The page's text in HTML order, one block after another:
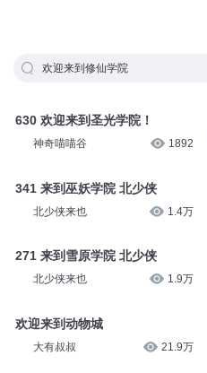
欢迎来到修仙学院
630 欢迎来到圣光学院！
神奇喵喵谷 1892
341 来到巫妖学院 北少侠
北少侠来也 1.4万
271 来到雪原学院 北少侠
北少侠来也 1.9万
欢迎来到动物城
大有叔叔 21.9万